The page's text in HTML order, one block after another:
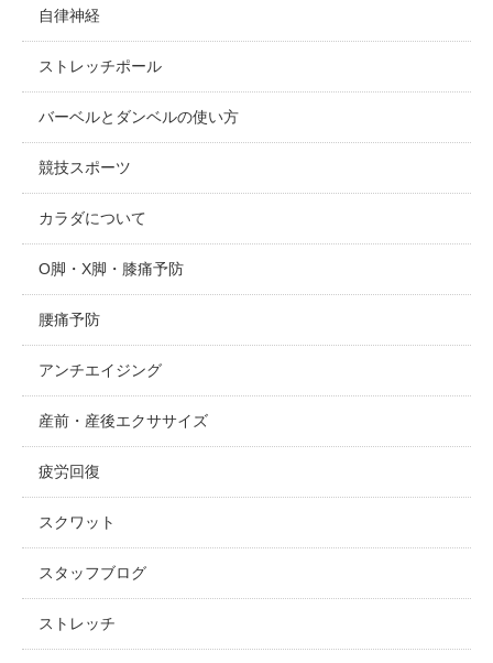
自律神経
ストレッチポール
バーベルとダンベルの使い方
競技スポーツ
カラダについて
O脚・X脚・膝痛予防
腰痛予防
アンチエイジング
産前・産後エクササイズ
疲労回復
スクワット
スタッフブログ
ストレッチ